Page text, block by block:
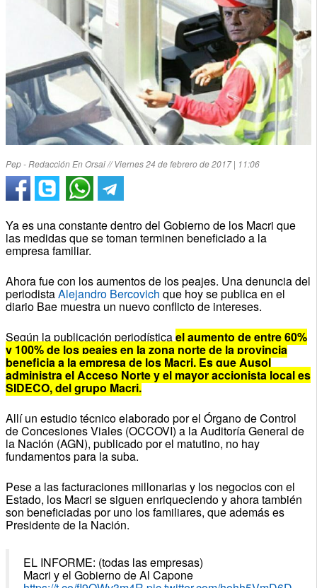
Pep - Redacción En Orsai // Viernes 24 de febrero de 2017 | 11:06
Ya es una constante dentro del Gobierno de los Macri que
las medidas que se toman terminen beneficiado a la
empresa familiar.
Ahora fue con los aumentos de los peajes. Una denuncia del
periodistaAlejandro Bercovich que hoy se publica en el
diario Bae muestra un nuevo conflicto de intereses.
Según la publicación periodísticael aumento de entre 60%
y 100% de los peajes en la zona norte de la provincia
beneficia a la empresa de los Macri. Es que Ausol
administra el Acceso Norte y el mayor accionista local es
SIDECO, del grupo Macri.
Allí un estudio técnico elaborado por el Órgano de Control
de Concesiones Viales (OCCOVI) a la Auditoría General de
la Nación (AGN), publicado por el matutino, no hay
fundamentos para la suba.
Pese a las facturaciones millonarias y los negocios con el
Estado, los Macri se siguen enriqueciendo y ahora también
son beneficiadas por uno los familiares, que además es
Presidente de la Nación.
EL INFORME: (todas las empresas)
Macri y el Gobierno de Al Capone